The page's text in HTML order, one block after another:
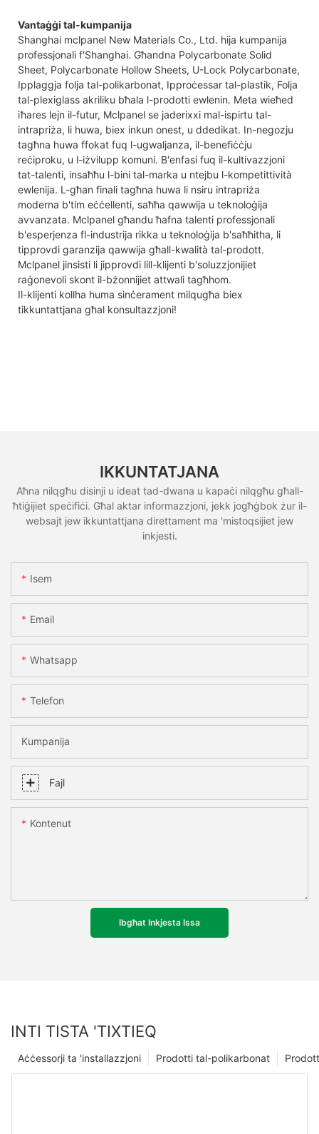
Vantaġġi tal-kumpanija
Shanghai mclpanel New Materials Co., Ltd. hija kumpanija
professjonali f'Shanghai. Għandna Polycarbonate Solid
Sheet, Polycarbonate Hollow Sheets, U-Lock Polycarbonate,
Ipplaggja folja tal-polikarbonat, Ipproċessar tal-plastik, Folja
tal-plexiglass akriliku bħala l-prodotti ewlenin. Meta wieħed
iħares lejn il-futur, Mclpanel se jaderixxi mal-ispirtu tal-
intrapriża, li huwa, biex inkun onest, u ddedikat. In-negozju
tagħna huwa ffokat fuq l-ugwaljanza, il-benefiċċju
reċiproku, u l-iżvilupp komuni. B'enfasi fuq il-kultivazzjoni
tat-talenti, insaħħu l-bini tal-marka u ntejbu l-kompetittività
ewlenija. L-għan finali tagħna huwa li nsiru intrapriża
moderna b'tim eċċellenti, saħħa qawwija u teknoloġija
avvanzata. Mclpanel għandu ħafna talenti professjonali
b'esperjenza fl-industrija rikka u teknoloġija b'saħħitha, li
tipprovdi garanzija qawwija għall-kwalità tal-prodott.
Mclpanel jinsisti li jipprovdi lill-klijenti b'soluzzjonijiet
raġonevoli skont il-bżonnijiet attwali tagħhom.
Il-klijenti kollha huma sinċerament milqugħa biex
tikkuntattjana għal konsultazzjoni!
IKKUNTATJANA
Aħna nilqgħu disinji u ideat tad-dwana u kapaċi nilqgħu għall-
ħtiġijiet speċifiċi. Għal aktar informazzjoni, jekk jogħġbok żur il-
websajt jew ikkuntattjana direttament ma 'mistoqsijiet jew
inkjesti.
Isem
Email
Whatsapp
Telefon
Kumpanija
Fajl
Kontenut
Ibgħat Inkjesta Issa
INTI TISTA 'TIXTIEQ
Prodotti tal-polikarbonat
Aċċessorji ta 'installazzjoni